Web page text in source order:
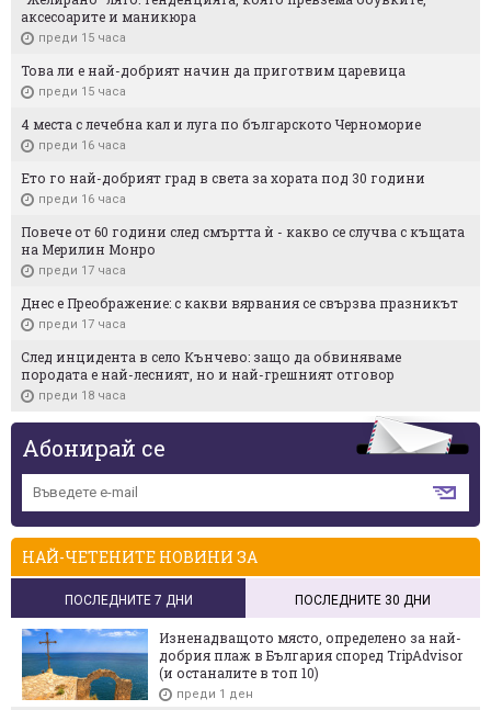
аксесоарите и маникюра
преди 15 часа
Това ли е най-добрият начин да приготвим царевица
преди 15 часа
4 места с лечебна кал и луга по българското Черноморие
преди 16 часа
Ето го най-добрият град в света за хората под 30 години
преди 16 часа
Повече от 60 години след смъртта ѝ - какво се случва с къщата
на Мерилин Монро
преди 17 часа
Днес е Преображение: с какви вярвания се свързва празникът
преди 17 часа
След инцидента в село Кънчево: защо да обвиняваме
породата е най-лесният, но и най-грешният отговор
преди 18 часа
Абонирай се
НАЙ-ЧЕТЕНИТЕ НОВИНИ ЗА
ПОСЛЕДНИТЕ 7 ДНИ ПОСЛЕДНИТЕ 30 ДНИ
Изненадващото място, определено за най-
добрия плаж в България според TripAdvisor
(и останалите в топ 10)
преди 1 ден